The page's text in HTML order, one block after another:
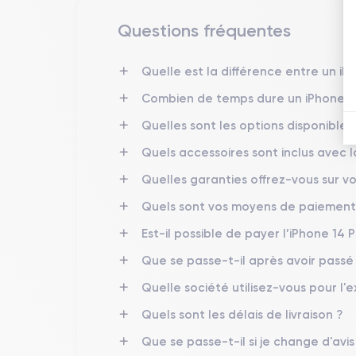
non seulement une robustesse impressionnante
Finitions de l'iPhone 14 Pro
sont conçues
un dos en verre mat texturé, disponibles dans
visuellement attrayants, mais aussi pratiques,
Connectivité de l’iPhone 14 Pro
L'iPhone 14 Proexcelle dans ses capacités de
téléchargements et des chargements ultra-
partage de fichiers sans effort entre appareils
Questions fréquentes
Quelle est la différence entre un
Combien de temps dure un iPhone
Quelles sont les options
Quels accessoires sont inclus avec
Quelles garanties offrez-vous sur
Quels sont vos moyens de
Est-il possible de payer l’iPhone 14
Que se passe-t-il après avoir
Quelle société utilisez-vous pour
Quels sont les délais de livraison ?
Que se passe-t-il si je change